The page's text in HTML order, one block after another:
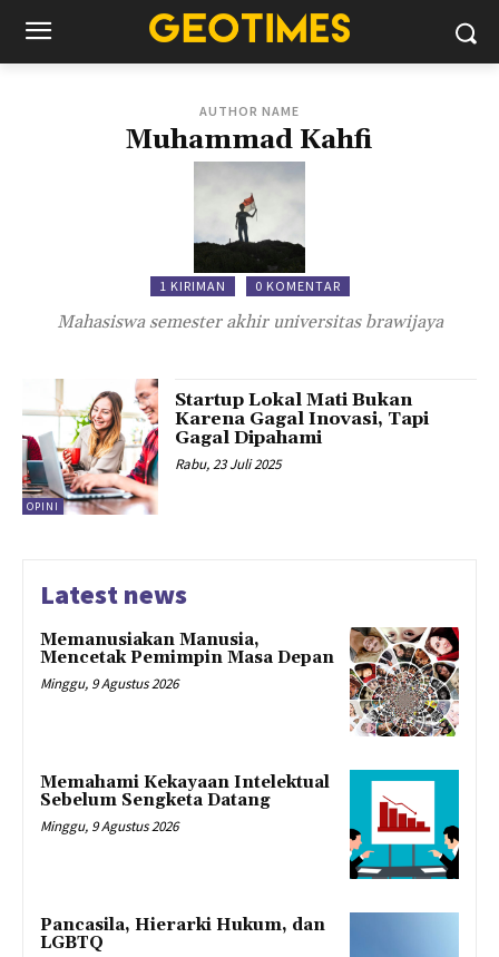
AUTHOR NAME
Muhammad Kahfi
1 KIRIMAN 0 KOMENTAR
Mahasiswa semester akhir universitas brawijaya
OPINI
Startup Lokal Mati Bukan
Karena Gagal Inovasi, Tapi
Gagal Dipahami
Rabu, 23 Juli 2025
Latest news
Memanusiakan Manusia,
Mencetak Pemimpin Masa Depan
Minggu, 9 Agustus 2026
Memahami Kekayaan Intelektual
Sebelum Sengketa Datang
Minggu, 9 Agustus 2026
Pancasila, Hierarki Hukum, dan
LGBTQ